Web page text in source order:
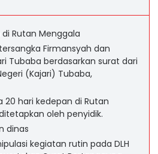
Rutan Menggala
Firmansyah dan
Tubaba berdasarkan surat dari
(Kajari) Tubaba,
20 hari kedepan di Rutan
oleh penyidik.
dinas
kegiatan rutin pada DLH